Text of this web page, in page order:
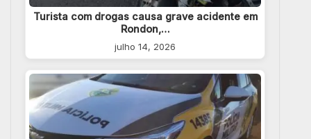
Turista com drogas causa grave acidente em
Rondon,…
julho 14, 2026